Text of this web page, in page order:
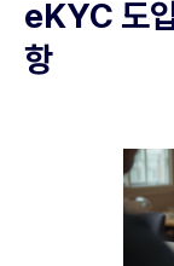
eKYC 도
항